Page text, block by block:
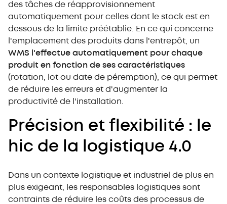
des tâches de réapprovisionnement
automatiquement pour celles dont le stock est en
dessous de la limite préétablie. En ce qui concerne
l'emplacement des produits dans l'entrepôt, un
WMS l'effectue automatiquement pour chaque
produit en fonction de ses caractéristiques
(rotation, lot ou date de péremption), ce qui permet
de réduire les erreurs et d'augmenter la
productivité de l'installation.
Précision et flexibilité : le
hic de la logistique 4.0
Dans un contexte logistique et industriel de plus en
plus exigeant, les responsables logistiques sont
contraints de réduire les coûts des processus de